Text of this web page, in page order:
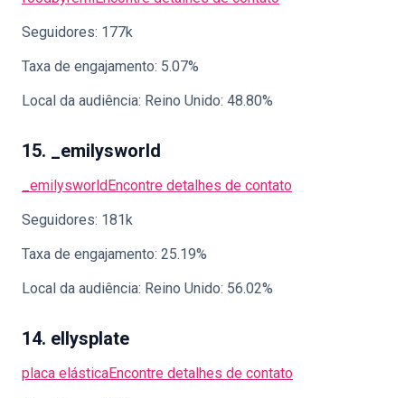
Seguidores: 177k
Taxa de engajamento: 5.07%
Local da audiência: Reino Unido: 48.80%
15. _emilysworld
_emilysworldEncontre detalhes de contato
Seguidores: 181k
Taxa de engajamento: 25.19%
Local da audiência: Reino Unido: 56.02%
14. ellysplate
placa elásticaEncontre detalhes de contato